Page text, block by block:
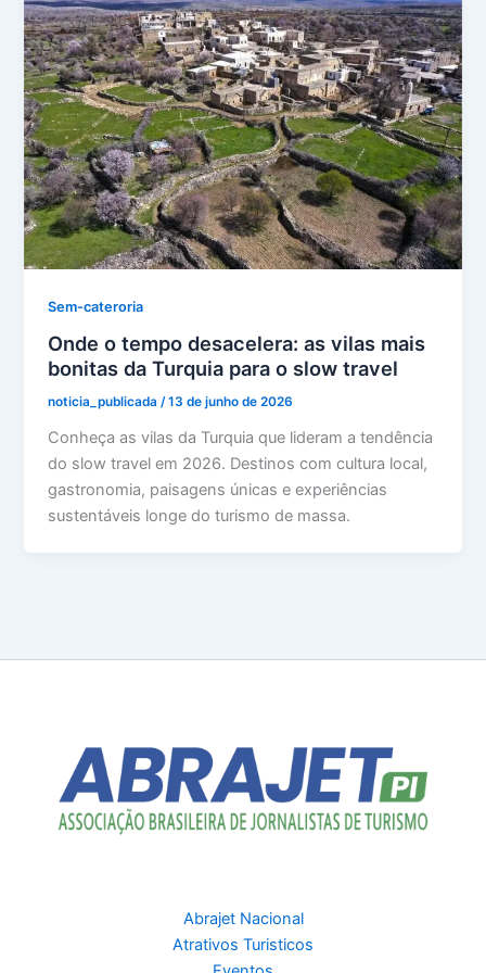
Sem-cateroria
Onde o tempo desacelera: as vilas mais
bonitas da Turquia para o slow travel
noticia_publicada/13 de junho de 2026
Conheça as vilas da Turquia que lideram a tendência
do slow travel em 2026. Destinos com cultura local,
gastronomia, paisagens únicas e experiências
sustentáveis longe do turismo de massa.
Abrajet Nacional
Atrativos Turisticos